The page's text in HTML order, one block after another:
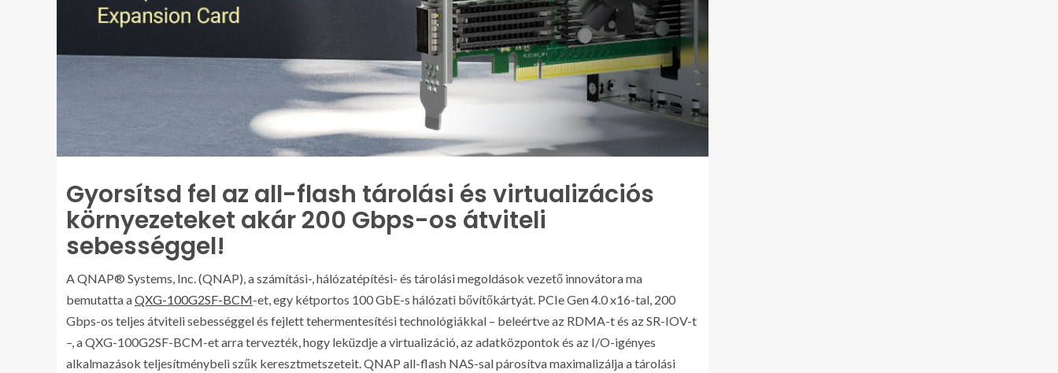
Gyorsítsd fel az all-flash tárolási és virtualizációs
környezeteket akár 200 Gbps-os átviteli
sebességgel!
A QNAP® Systems, Inc. (QNAP), a számítási-, hálózatépítési- és tárolási megoldások vezető innovátora ma
bemutatta aQXG-100G2SF-BCM-et, egy kétportos 100 GbE-s hálózati bővítőkártyát. PCIe Gen 4.0 x16-tal, 200
Gbps-os teljes átviteli sebességgel és fejlett tehermentesítési technológiákkal – beleértve az RDMA-t és az SR-IOV-t
–, a QXG-100G2SF-BCM-et arra tervezték, hogy leküzdje a virtualizáció, az adatközpontok és az I/O-igényes
alkalmazások teljesítménybeli szűk keresztmetszeteit. QNAP all-flash NAS-sal párosítva maximalizálja a tárolási